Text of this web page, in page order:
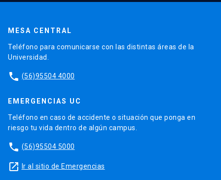
MESA CENTRAL
Teléfono para comunicarse con las distintas áreas de la
Universidad.
phone (56)95504 4000
EMERGENCIAS UC
Teléfono en caso de accidente o situación que ponga en
riesgo tu vida dentro de algún campus.
phone (56)95504 5000
launch Ir al sitio de Emergencias